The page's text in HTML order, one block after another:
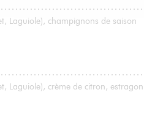
Laguiole), champignons de saison
Laguiole), crème de citron, estragon